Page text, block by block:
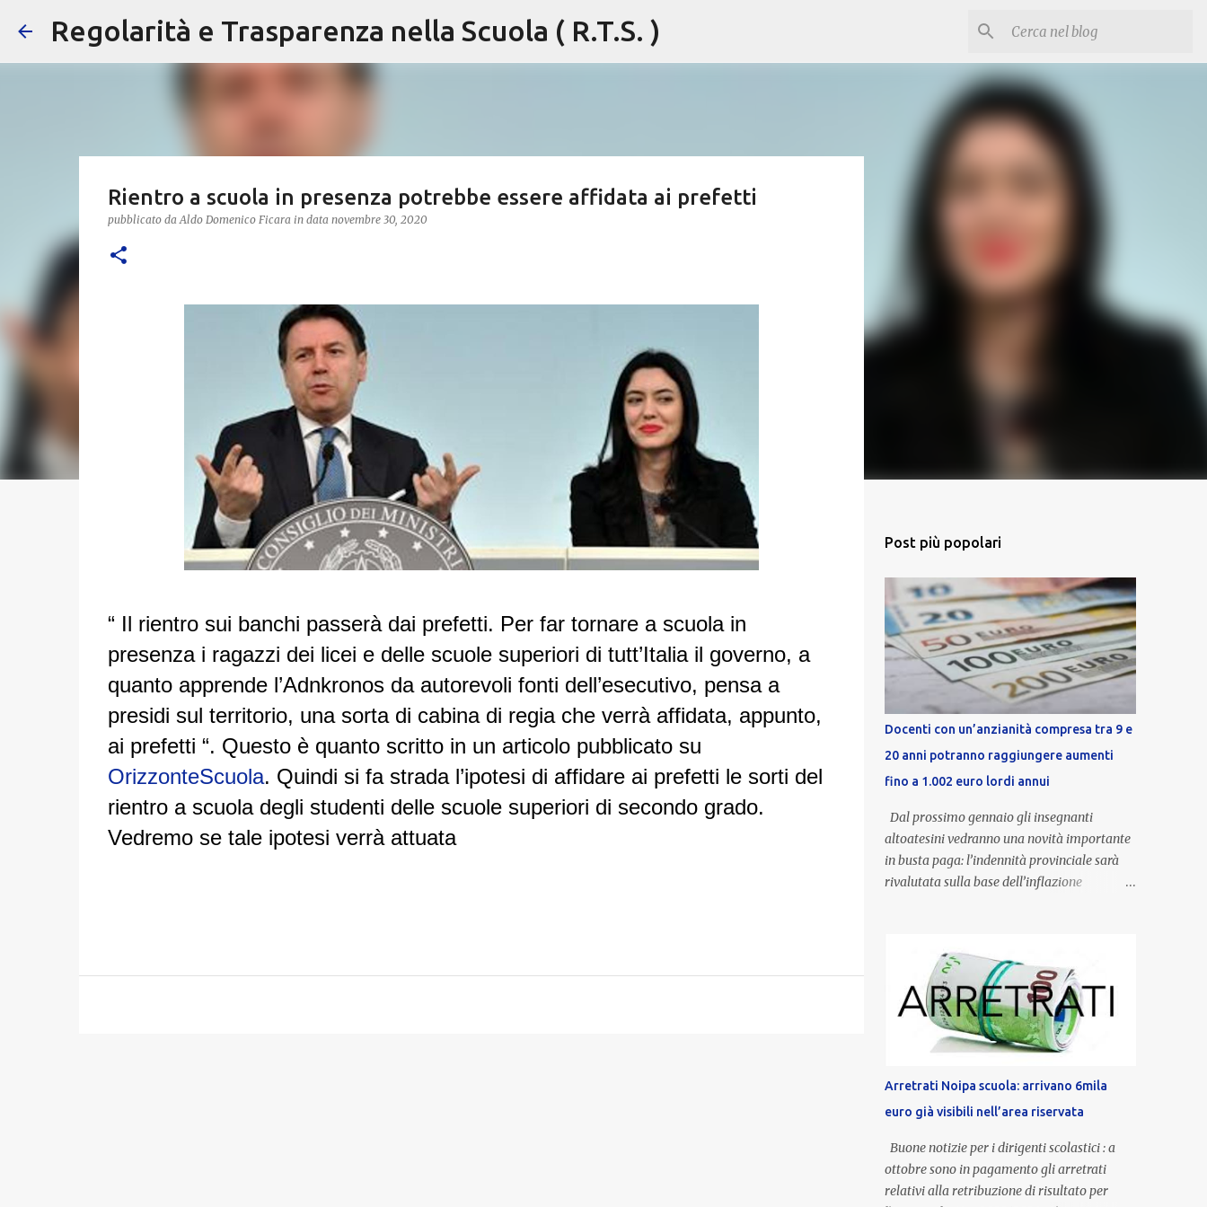
Passa ai contenuti principali
Regolarità e Trasparenza nella Scuola ( R.T.S. )
Rientro a scuola in presenza potrebbe essere affidata ai prefetti
pubblicato daAldo Domenico Ficara in data novembre 30, 2020
“ Il rientro sui banchi passerà dai prefetti. Per far tornare a scuola in
presenza i ragazzi dei licei e delle scuole superiori di tutt’Italia il governo, a
quanto apprende l’Adnkronos da autorevoli fonti dell’esecutivo, pensa a
presidi sul territorio, una sorta di cabina di regia che verrà affidata, appunto,
ai prefetti “. Questo è quanto scritto in un articolo pubblicato su
OrizzonteScuola. Quindi si fa strada l’ipotesi di affidare ai prefetti le sorti del
rientro a scuola degli studenti delle scuole superiori di secondo grado.
Vedremo se tale ipotesi verrà attuata
Post più popolari
Docenti con un’anzianità compresa tra 9 e
20 anni potranno raggiungere aumenti
fino a 1.002 euro lordi annui
Dal prossimo gennaio gli insegnanti
altoatesini vedranno una novità importante
in busta paga: l’indennità provinciale sarà
rivalutata sulla base dell’inflazione
un’anzianità compresa tra 9 e 20 anni
potranno raggiungere fino a 1.002 euro lordi
annui. Il nuovo contratto provinciale
introduce inoltre un congedo speciale
dedicato alle donne vittime di violenza di
genere, in linea con la normativa nazionale e
con l’obiettivo di offrire maggiore tutela e
supporto in situazioni delicate. L’indennità
provinciale per i docenti è un unicum in
Italia: si tratta di una misura esclusiva della
Provincia autonoma di Bolzano, che integra
Arretrati Noipa scuola: arrivano 6mila
euro già visibili nell’area riservata
Buone notizie per i dirigenti scolastici : a
ottobre sono in pagamento gli arretrati
relativi alla retribuzione di risultato per